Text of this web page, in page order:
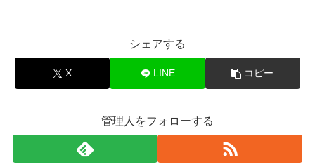
シェアする
X LINE コピー
管理人をフォローする